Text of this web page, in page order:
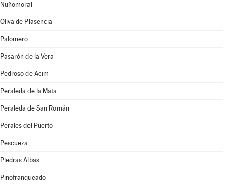
Nuñomoral
Oliva de Plasencia
Palomero
Pasarón de la Vera
Pedroso de Acim
Peraleda de la Mata
Peraleda de San Román
Perales del Puerto
Pescueza
Piedras Albas
Pinofranqueado